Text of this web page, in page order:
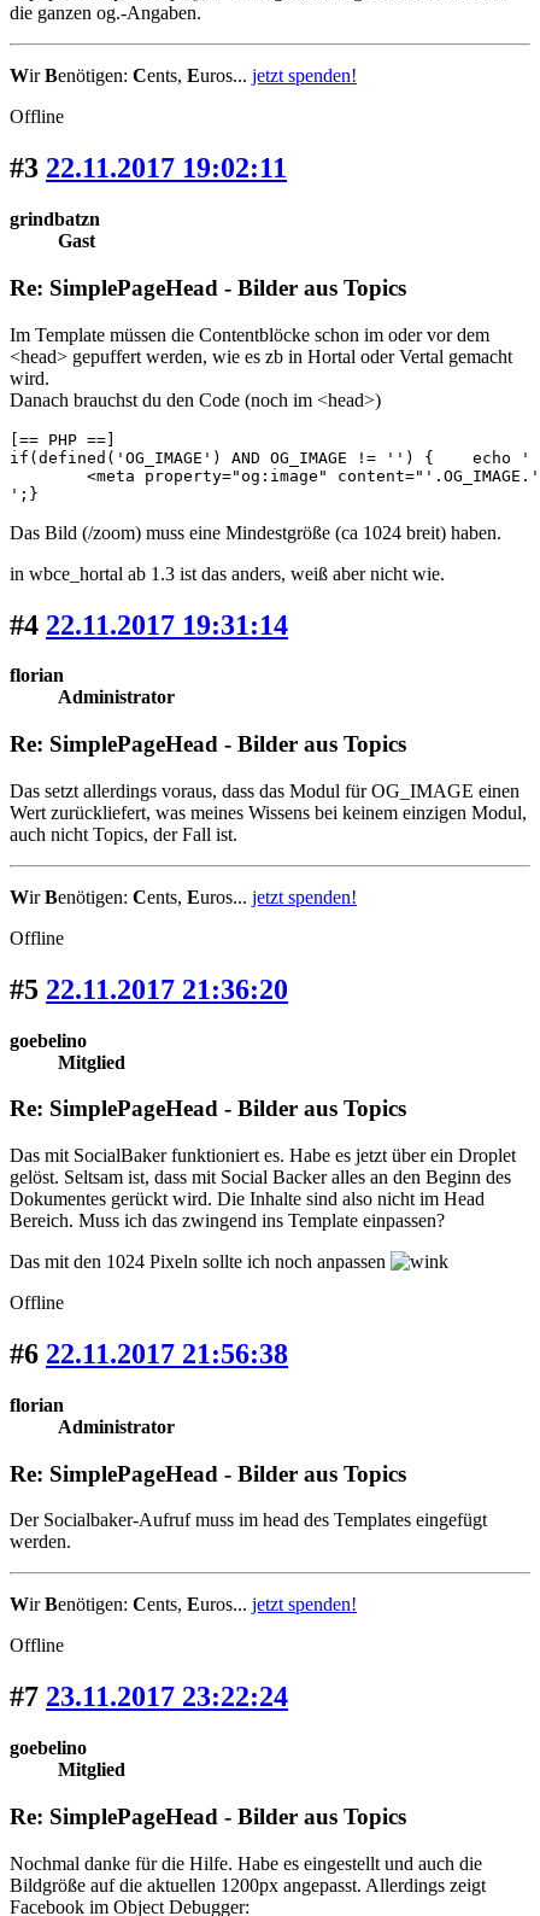
die ganzen og.-Angaben.
WirBenötigen: Cents, Euros... jetzt spenden!
Offline
#3 22.11.2017 19:02:11
grindbatzn
Gast
Re: SimplePageHead - Bilder aus Topics
Im Template müssen die Contentblöcke schon im oder vor dem
<head> gepuffert werden, wie es zb in Hortal oder Vertal gemacht
wird.
Danach brauchst du den Code (noch im <head>)
[== PHP ==]
if(defined('OG_IMAGE') AND OG_IMAGE != '') { 	echo '
';}
Das Bild (/zoom) muss eine Mindestgröße (ca 1024 breit) haben.
in wbce_hortal ab 1.3 ist das anders, weiß aber nicht wie.
#4 22.11.2017 19:31:14
florian
Administrator
Re: SimplePageHead - Bilder aus Topics
Das setzt allerdings voraus, dass das Modul für OG_IMAGE einen
Wert zurückliefert, was meines Wissens bei keinem einzigen Modul,
auch nicht Topics, der Fall ist.
WirBenötigen: Cents, Euros... jetzt spenden!
Offline
#5 22.11.2017 21:36:20
goebelino
Mitglied
Re: SimplePageHead - Bilder aus Topics
Das mit SocialBaker funktioniert es. Habe es jetzt über ein Droplet
gelöst. Seltsam ist, dass mit Social Backer alles an den Beginn des
Dokumentes gerückt wird. Die Inhalte sind also nicht im Head
Bereich. Muss ich das zwingend ins Template einpassen?
Das mit den 1024 Pixeln sollte ich noch anpassen
Offline
#6 22.11.2017 21:56:38
florian
Administrator
Re: SimplePageHead - Bilder aus Topics
Der Socialbaker-Aufruf muss im head des Templates eingefügt
werden.
WirBenötigen: Cents, Euros... jetzt spenden!
Offline
#7 23.11.2017 23:22:24
goebelino
Mitglied
Re: SimplePageHead - Bilder aus Topics
Nochmal danke für die Hilfe. Habe es eingestellt und auch die
Bildgröße auf die aktuellen 1200px angepasst. Allerdings zeigt
Facebook im Object Debugger: